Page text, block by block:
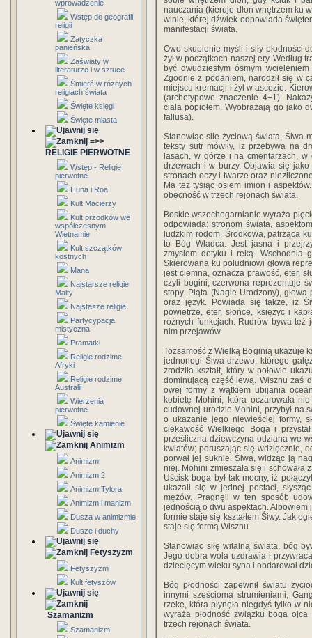
wprowadzenie
Wstęp do geografii
religii
Zatyczka
panieńska
Zaświaty w
literaturze i w sztuce
Śmierć w różnych
religiach świata
Święte księgi
Święte miasta
=>>
RELIGIE PIERWOTNE
Wstęp - Religie
pierwotne
Huna i Roa
Kult Macierzy
Kult przodków we
współczesnym
Wietnamie
Kult szczątków
kostnych
Mana
Najstarsze religie
Malty
Najstasze religie
Partycypacja
mistyczna
Pramatki
Religie rodzime
Afryki
Religie rodzime
Australii
Wierzenia
pierwotne
Święte kamienie
Animizm
Animizm
Animizm 2
Animizm Tylora
Animizm i manizm
Dusza w animizmie
Dusze i duchy
Fetyszyzm
Fetyszyzm
Kult fetyszów
Szamanizm
Szamanizm
nauczania (kieruje dłoń wnętrzem ku
winie, której dźwięk odpowiada
manifestacji świata.
Owo skupienie myśli i siły płodności
żył w początkach naszej ery. Według
być dwudziestym ósmym
Zgodnie z podaniem, narodził się w
miejscu kremacji i żył w ascezie.
(archetypowe znaczenie 4+1).
ciała popiołem. Wyobrażają go jako
fallusa).
Stanowiąc siłę życiową świata, Śiwa
teksty sutr mówiły, iż przebywa na
lasach, w górze i na cmentarzach,
drzewach i w burzy. Objawia się jako
stronach oczy i twarze oraz
Ma też tysiąc osiem imion i
obecność w trzech rejonach świata.
Boskie wszechogarnianie wyraża
odpowiada: stronom świata,
ludzkim rodom. Środkowa, patrząca
to Bóg Władca. Jest jasna i
zmysłem dotyku i ręką. Wschodnia
Skierowana ku południowi głowa
jest ciemna, oznacza prawość, eter,
czyli bogini; czerwona reprezentuje
stopy. Piąta (Nagle Urodzony), głowa
oraz język. Powiada się także, iż
powietrze, eter, słońce, księżyc i
różnych funkcjach. Rudrów bywa też
nim przejawów.
Tożsamość z Wielką Boginią ukazuje
jednonogi Śiwa-drzewo, którego
zrodziła kształt, który w połowie
dominującą część lewą. Wisznu zaś
owej formy z wątkiem ubijania
kobietę Mohini, która oczarowała
cudownej urodzie Mohini, przybył na
o ukazanie jego niewieściej formy,
ciekawość Wielkiego Boga i
prześliczna dziewczyna odziana we
kwiatów; poruszając się wdzięcznie,
porwał jej suknie. Śiwa, widząc ją
niej. Mohini zmieszała się i schowała
Uścisk boga był tak mocny, iż
ukazali się w jednej postaci,
mężów. Pragnęli w ten sposób
jednością o dwu aspektach. Albowiem
formie staje się kształtem Śiwy. Jak
staje się formą Wisznu.
Stanowiąc siłę witalną świata, bóg
Jego dobra wola uzdrawia i
dziecięcym wieku syna i obdarował
Bóg płodności zapewnił światu
innymi sześcioma strumieniami,
rzekę, która płynęła niegdyś tylko w
wyraża płodność związku boga
trzech rejonach świata.